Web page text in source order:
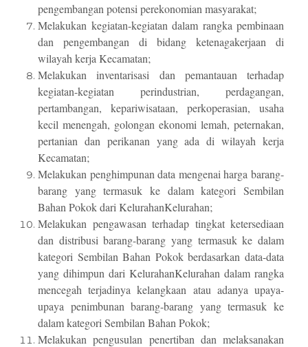
pengembangan potensi perekonomian masyarakat;
Melakukan kegiatan-kegiatan dalam rangka pembinaan
dan pengembangan di bidang ketenagakerjaan di
wilayah kerja Kecamatan;
Melakukan inventarisasi dan pemantauan terhadap
kegiatan-kegiatan perindustrian, perdagangan,
pertambangan, kepariwisataan, perkoperasian, usaha
kecil menengah, golongan ekonomi lemah, peternakan,
pertanian dan perikanan yang ada di wilayah kerja
Kecamatan;
Melakukan penghimpunan data mengenai harga barang-
barang yang termasuk ke dalam kategori Sembilan
Bahan Pokok dari KelurahanKelurahan;
Melakukan pengawasan terhadap tingkat ketersediaan
dan distribusi barang-barang yang termasuk ke dalam
kategori Sembilan Bahan Pokok berdasarkan data-data
yang dihimpun dari KelurahanKelurahan dalam rangka
mencegah terjadinya kelangkaan atau adanya upaya-
upaya penimbunan barang-barang yang termasuk ke
dalam kategori Sembilan Bahan Pokok;
Melakukan pengusulan penertiban dan melaksanakan